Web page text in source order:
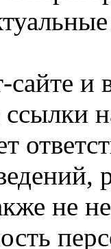
сайте
не